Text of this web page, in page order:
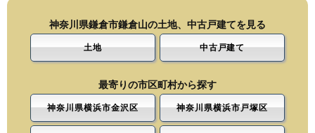
神奈川県鎌倉市鎌倉山の土地、中古戸建てを見る
土地 中古戸建て
最寄りの市区町村から探す
神奈川県横浜市金沢区 神奈川県横浜市戸塚区